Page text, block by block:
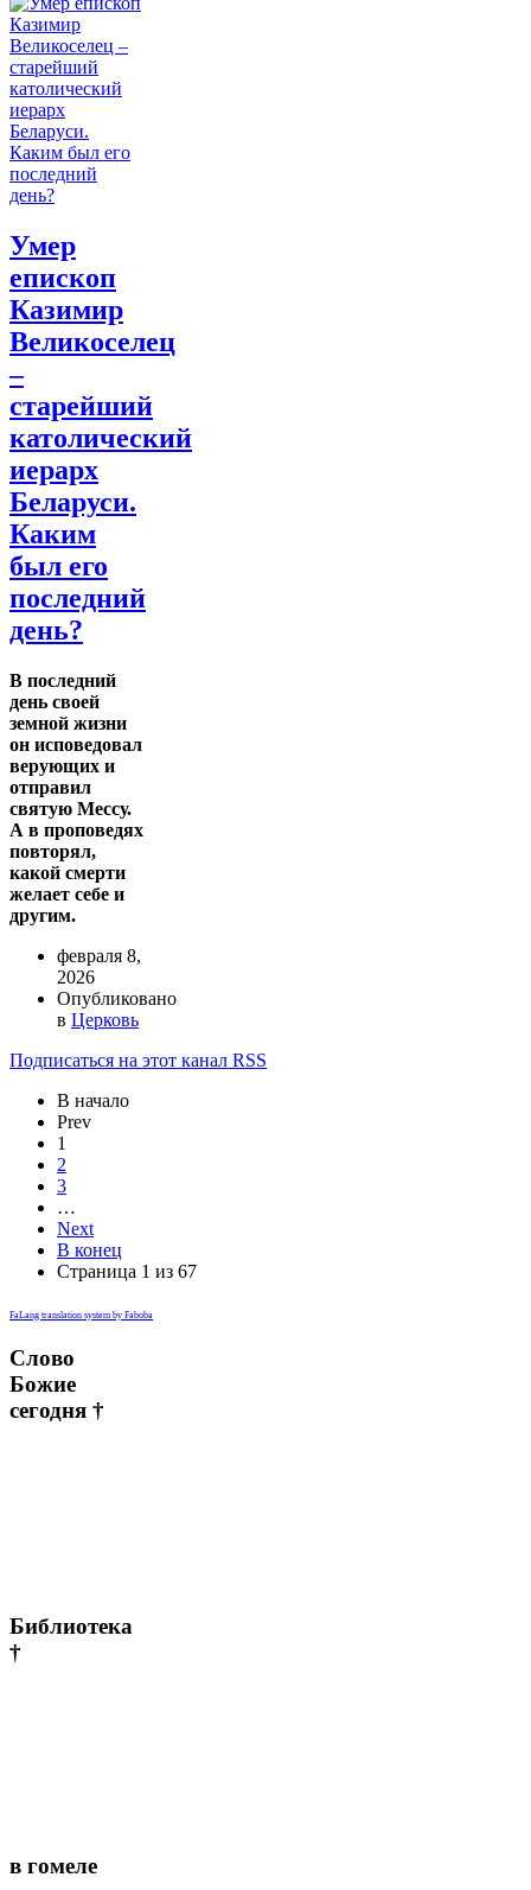
Умер
епископ
Казимир
Великоселец
–
старейший
католический
иерарх
Беларуси.
Каким
был его
последний
день?
В последний
день своей
земной жизни
он исповедовал
верующих и
отправил
святую Мессу.
А в проповедях
повторял,
какой смерти
желает себе и
другим.
февраля 8,
2026
Опубликовано
в Церковь
Подписаться на этот канал RSS
В начало
Prev
1
2
3
…
Next
В конец
Страница 1 из 67
FaLang translation system by Faboba
Слово
Божие
сегодня †
Библиотека
†
в гомеле